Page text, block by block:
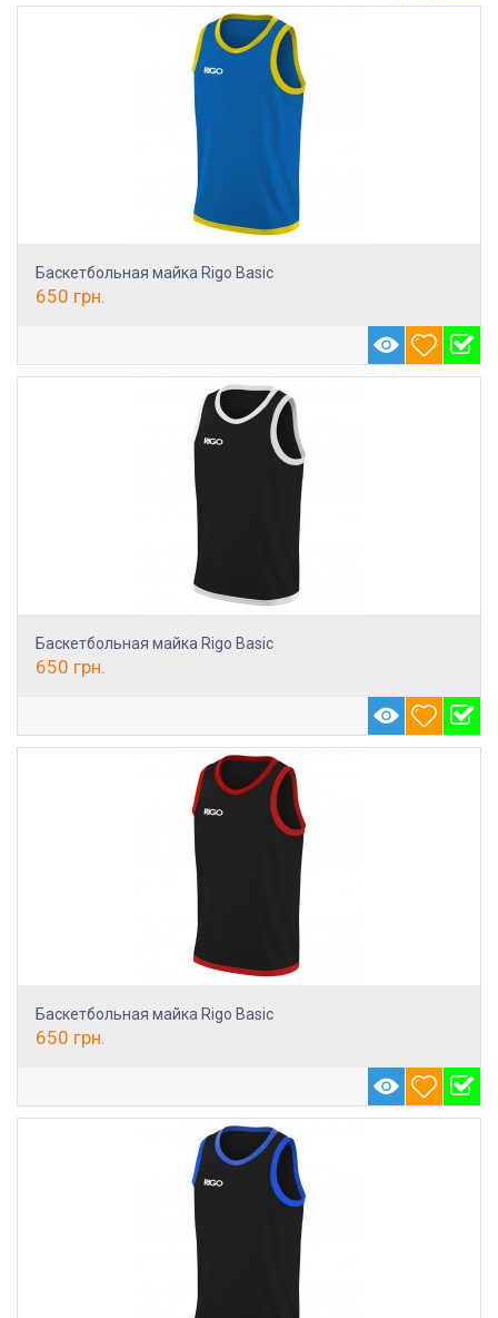
Баскетбольная майка Rigo Basic
650 грн.
Баскетбольная майка Rigo Basic
650 грн.
Баскетбольная майка Rigo Basic
650 грн.